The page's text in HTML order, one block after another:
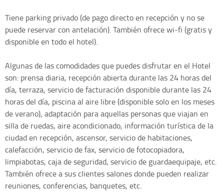
Tiene parking privado (de pago directo en recepción y no se
puede reservar con antelación). También ofrece wi-fi (gratis y
disponible en todo el hotel).
Algunas de las comodidades que puedes disfrutar en el Hotel
son: prensa diaria, recepción abierta durante las 24 horas del
día, terraza, servicio de facturación disponible durante las 24
horas del día, piscina al aire libre (disponible solo en los meses
de verano), adaptación para aquellas personas que viajan en
silla de ruedas, aire acondicionado, información turística de la
ciudad en recepción, ascensor, servicio de habitaciones,
calefacción, servicio de fax, servicio de fotocopiadora,
limpiabotas, caja de seguridad, servicio de guardaequipaje, etc.
También ofrece a sus clientes salones donde pueden realizar
reuniones, conferencias, banquetes, etc.